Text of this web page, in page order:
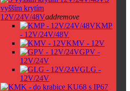
vyšším krytím
12V/24V/48Vaddremove
KMP
- 12V/24V/48V
KMV - 12V
GPV -
12V/24V
GLG -
12V/24V